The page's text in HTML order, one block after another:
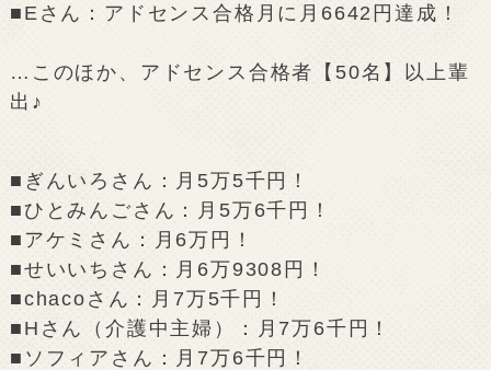
■Eさん：アドセンス合格月に月6642円達成！
…このほか、アドセンス合格者【50名】以上輩
出♪
■ぎんいろさん：月5万5千円！
■ひとみんごさん：月5万6千円！
■アケミさん：月6万円！
■せいいちさん：月6万9308円！
■chacoさん：月7万5千円！
■Hさん（介護中主婦）：月7万6千円！
■ソフィアさん：月7万6千円！